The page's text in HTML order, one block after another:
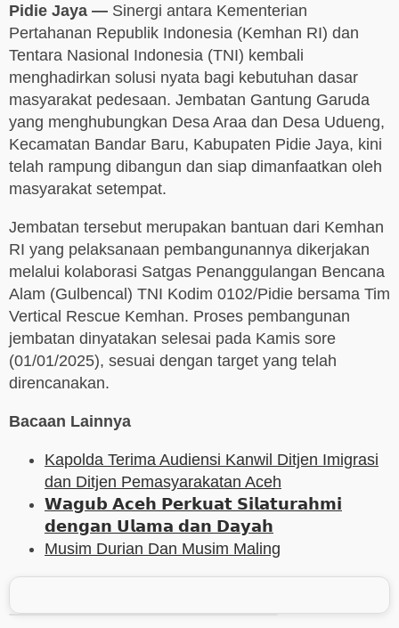
Pidie Jaya — Sinergi antara Kementerian
Pertahanan Republik Indonesia (Kemhan RI) dan
Tentara Nasional Indonesia (TNI) kembali
menghadirkan solusi nyata bagi kebutuhan dasar
masyarakat pedesaan. Jembatan Gantung Garuda
yang menghubungkan Desa Araa dan Desa Udueng,
Kecamatan Bandar Baru, Kabupaten Pidie Jaya, kini
telah rampung dibangun dan siap dimanfaatkan oleh
masyarakat setempat.
Jembatan tersebut merupakan bantuan dari Kemhan
RI yang pelaksanaan pembangunannya dikerjakan
melalui kolaborasi Satgas Penanggulangan Bencana
Alam (Gulbencal) TNI Kodim 0102/Pidie bersama Tim
Vertical Rescue Kemhan. Proses pembangunan
jembatan dinyatakan selesai pada Kamis sore
(01/01/2025), sesuai dengan target yang telah
direncanakan.
Bacaan Lainnya
Kapolda Terima Audiensi Kanwil Ditjen Imigrasi
dan Ditjen Pemasyarakatan Aceh
𝗪𝗮𝗴𝘂𝗯 𝗔𝗰𝗲𝗵 𝗣𝗲𝗿𝗸𝘂𝗮𝘁 𝗦𝗶𝗹𝗮𝘁𝘂𝗿𝗮𝗵𝗺𝗶
𝗱𝗲𝗻𝗴𝗮𝗻 𝗨𝗹𝗮𝗺𝗮 𝗱𝗮𝗻 𝗗𝗮𝘆𝗮𝗵
Musim Durian Dan Musim Maling